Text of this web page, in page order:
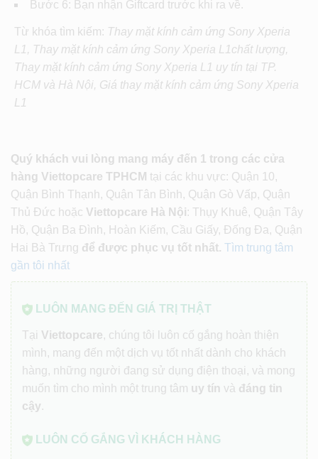
Bước 6: Bạn nhận Giftcard trước khi ra về.
Từ khóa tìm kiếm: Thay mặt kính cảm ứng Sony Xperia
L1, Thay mặt kính cảm ứng Sony Xperia L1chất lượng,
Thay mặt kính cảm ứng Sony Xperia L1 uy tín tại TP.
HCM và Hà Nội, Giá thay mặt kính cảm ứng Sony Xperia
L1
Quý khách vui lòng mang máy đến 1 trong các cửa
hàng Viettopcare TPHCM tại các khu vực: Quận 10,
Quận Bình Thạnh, Quận Tân Bình, Quận Gò Vấp, Quận
Thủ Đức hoặc Viettopcare Hà Nội: Thụy Khuê, Quận Tây
Hồ, Quận Ba Đình, Hoàn Kiếm, Cầu Giấy, Đống Đa, Quận
Hai Bà Trưng để được phục vụ tốt nhất. Tìm trung tâm
gần tôi nhất
LUÔN MANG ĐẾN GIÁ TRỊ THẬT
Tại Viettopcare, chúng tôi luôn cố gắng hoàn thiện
mình, mang đến một dịch vụ tốt nhất dành cho khách
hàng, những người đang sử dụng điện thoại, và mong
muốn tìm cho mình một trung tâm uy tín và đáng tin
cậy.
LUÔN CỐ GẮNG VÌ KHÁCH HÀNG